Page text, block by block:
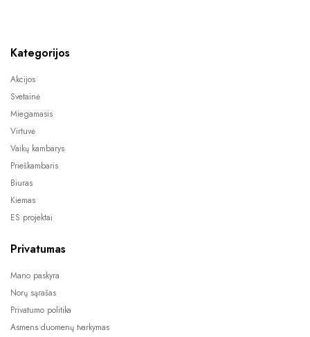
Kategorijos
Akcijos
Svetainė
Miegamasis
Virtuvė
Vaikų kambarys
Prieškambaris
Biuras
Kiemas
ES projektai
Privatumas
Mano paskyra
Norų sąrašas
Privatumo politika
Asmens duomenų tvarkymas